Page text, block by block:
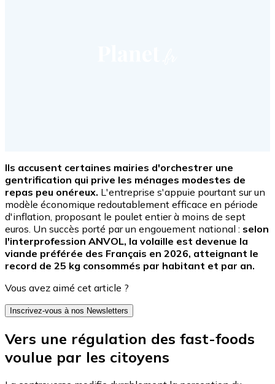
Ils accusent certaines mairies d'orchestrer une
gentrification qui prive les ménages modestes de
repas peu onéreux. L'entreprise s'appuie pourtant sur un
modèle économique redoutablement efficace en période
d'inflation, proposant le poulet entier à moins de sept
euros. Un succès porté par un engouement national : selon
l'interprofession ANVOL, la volaille est devenue la
viande préférée des Français en 2026, atteignant le
record de 25 kg consommés par habitant et par an.
Vous avez aimé cet article ?
Inscrivez-vous à nos Newsletters
Vers une régulation des fast-foods
voulue par les citoyens